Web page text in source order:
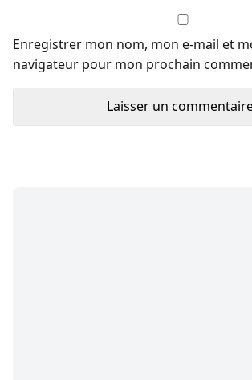
Enregistrer mon nom, mon e-mail et
navigateur pour mon prochain